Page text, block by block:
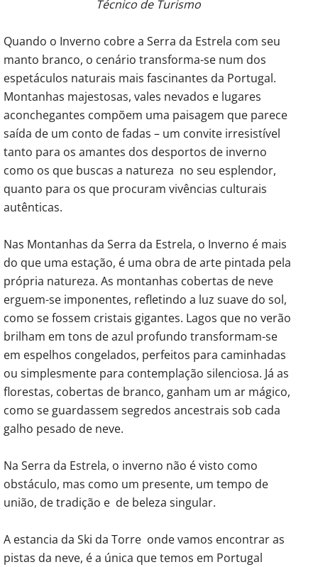
Técnico de Turismo
Quando o Inverno cobre a Serra da Estrela com seu
manto branco, o cenário transforma-se num dos
espetáculos naturais mais fascinantes da Portugal.
Montanhas majestosas, vales nevados e lugares
aconchegantes compõem uma paisagem que parece
saída de um conto de fadas – um convite irresistível
tanto para os amantes dos desportos de inverno
como os que buscas a natureza no seu esplendor,
quanto para os que procuram vivências culturais
autênticas.
Nas Montanhas da Serra da Estrela, o Inverno é mais
do que uma estação, é uma obra de arte pintada pela
própria natureza. As montanhas cobertas de neve
erguem-se imponentes, refletindo a luz suave do sol,
como se fossem cristais gigantes. Lagos que no verão
brilham em tons de azul profundo transformam-se
em espelhos congelados, perfeitos para caminhadas
ou simplesmente para contemplação silenciosa. Já as
florestas, cobertas de branco, ganham um ar mágico,
como se guardassem segredos ancestrais sob cada
galho pesado de neve.
Na Serra da Estrela, o inverno não é visto como
obstáculo, mas como um presente, um tempo de
união, de tradição e de beleza singular.
A estancia da Ski da Torre onde vamos encontrar as
pistas da neve, é a única que temos em Portugal